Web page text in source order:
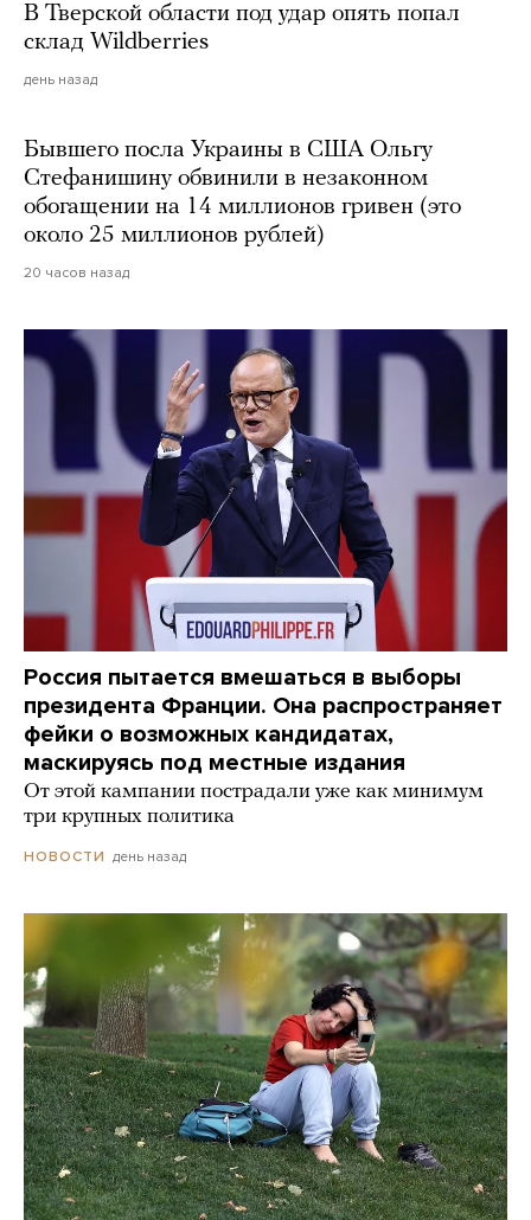
В Тверской области под удар опять попал
склад Wildberries
день назад
Бывшего посла Украины в США Ольгу
Стефанишину обвинили в незаконном
обогащении на 14 миллионов гривен (это
около 25 миллионов рублей)
20 часов назад
Россия пытается вмешаться в выборы
президента Франции. Она распространяет
фейки о возможных кандидатах,
маскируясь под местные издания
От этой кампании пострадали уже как минимум
три крупных политика
НОВОСТИ день назад